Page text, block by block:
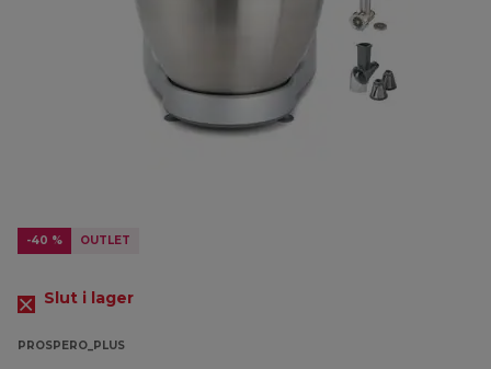
-40 % OUTLET
Slut i lager
PROSPERO_PLUS